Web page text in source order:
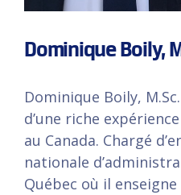
Dominique Boily,
Dominique Boily,
d’une riche
au Canada. Chargé
nationale
Québec où il